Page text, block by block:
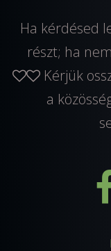
Ha kérdésed
részt; ha
Kérjük
a